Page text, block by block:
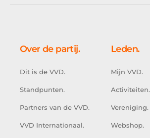
Over de partij.
Dit is de VVD.
Standpunten.
Partners van de VVD.
VVD Internationaal.
Leden.
Mijn VVD.
Activiteiten.
Vereniging.
Webshop.